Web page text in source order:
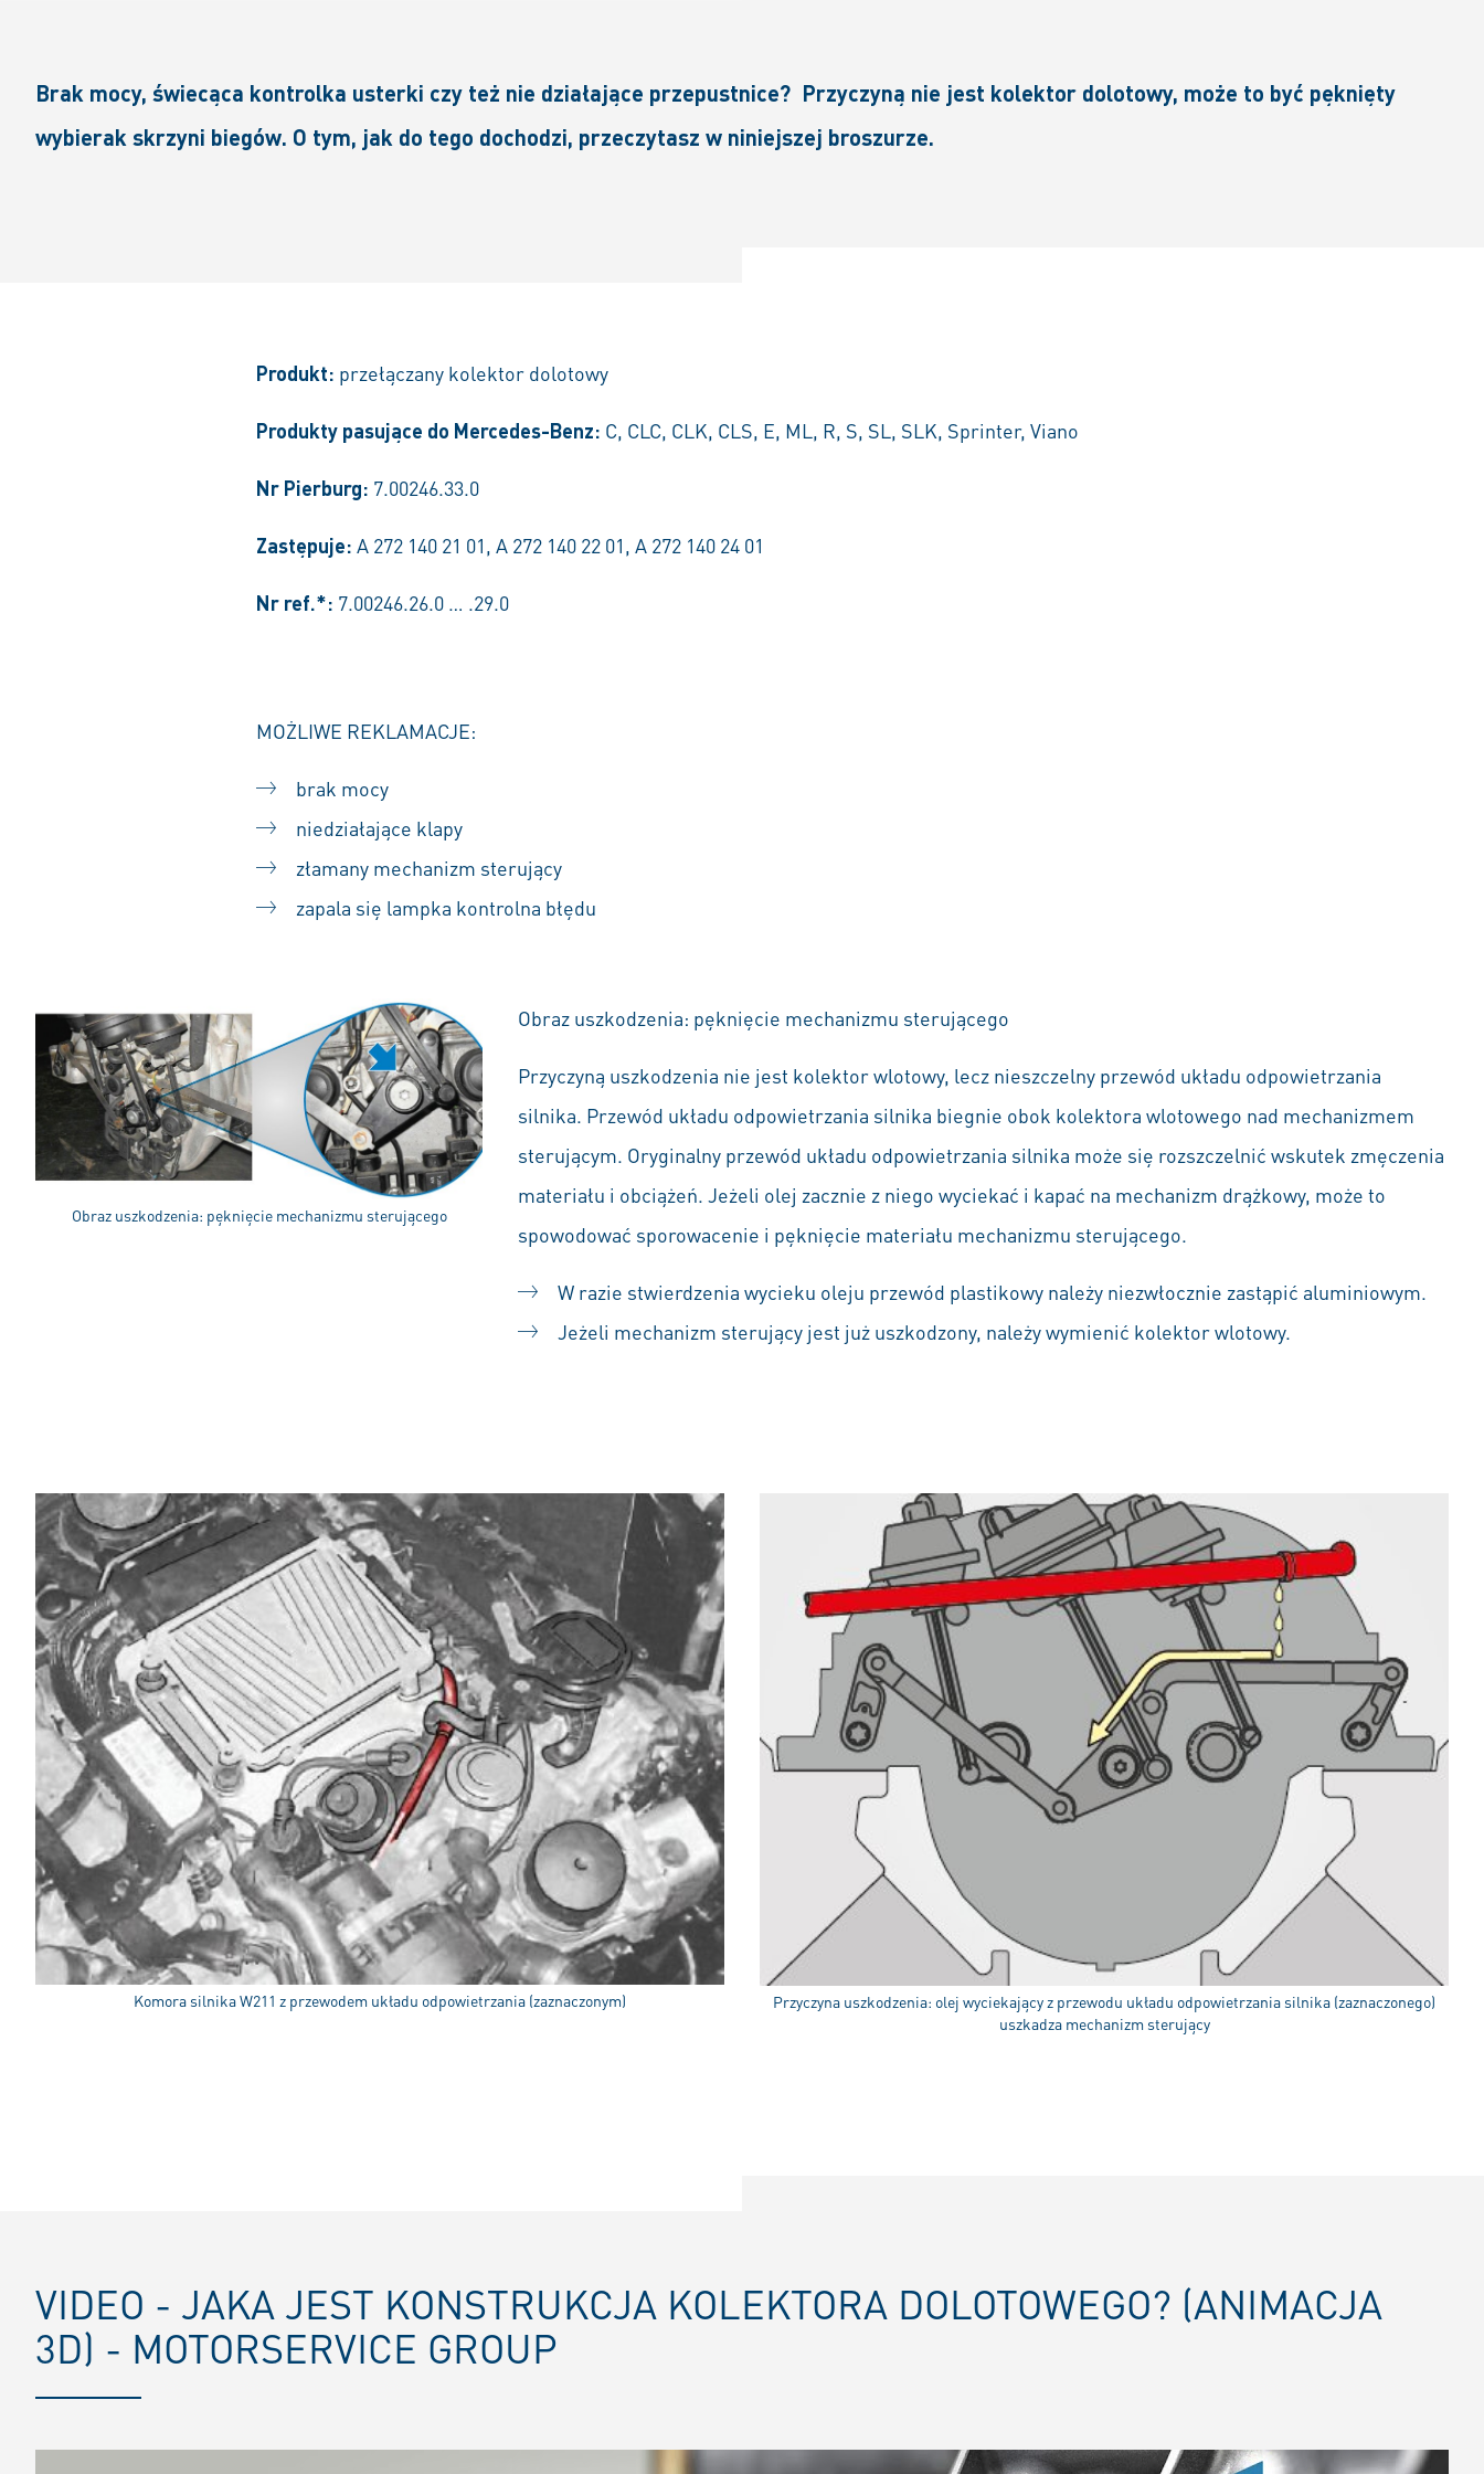
Brak mocy, świecąca kontrolka usterki czy też nie działające przepustnice? Przyczyną nie jest kolektor dolotowy, może to być pęknięty
wybierak skrzyni biegów. O tym, jak do tego dochodzi, przeczytasz w niniejszej broszurze.
Produkt: przełączany kolektor dolotowy
Produkty pasujące do Mercedes-Benz: C, CLC, CLK, CLS, E, ML, R, S, SL, SLK, Sprinter, Viano
Nr Pierburg: 7.00246.33.0
Zastępuje: A 272 140 21 01, A 272 140 22 01, A 272 140 24 01
Nr ref.*: 7.00246.26.0 … .29.0
MOŻLIWE REKLAMACJE:
brak mocy
niedziałające klapy
złamany mechanizm sterujący
zapala się lampka kontrolna błędu
Obraz uszkodzenia: pęknięcie mechanizmu sterującego
Obraz uszkodzenia: pęknięcie mechanizmu sterującego
Przyczyną uszkodzenia nie jest kolektor wlotowy, lecz nieszczelny przewód układu odpowietrzania
silnika. Przewód układu odpowietrzania silnika biegnie obok kolektora wlotowego nad mechanizmem
sterującym. Oryginalny przewód układu odpowietrzania silnika może się rozszczelnić wskutek zmęczenia
materiału i obciążeń. Jeżeli olej zacznie z niego wyciekać i kapać na mechanizm drążkowy, może to
spowodować sporowacenie i pęknięcie materiału mechanizmu sterującego.
W razie stwierdzenia wycieku oleju przewód plastikowy należy niezwłocznie zastąpić aluminiowym.
Jeżeli mechanizm sterujący jest już uszkodzony, należy wymienić kolektor wlotowy.
Komora silnika W211 z przewodem układu odpowietrzania (zaznaczonym)
Przyczyna uszkodzenia: olej wyciekający z przewodu układu odpowietrzania silnika (zaznaczonego)
uszkadza mechanizm sterujący
VIDEO - JAKA JEST KONSTRUKCJA KOLEKTORA DOLOTOWEGO? (ANIMACJA
3D) - MOTORSERVICE GROUP